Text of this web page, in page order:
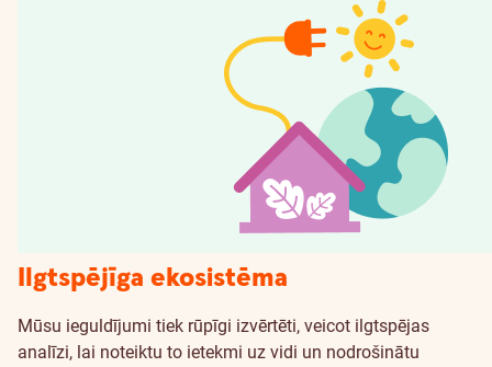
Ilgtspējīga ekosistēma
Mūsu ieguldījumi tiek rūpīgi izvērtēti, veicot ilgtspējas
analīzi, lai noteiktu to ietekmi uz vidi un nodrošinātu